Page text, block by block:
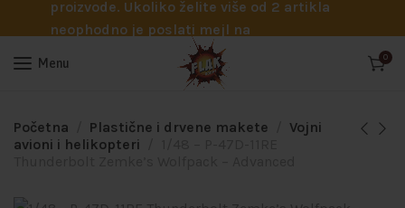
proizvode. Ukoliko želite više od 2 artikla
neophodno je poslati mejl na
info@flakhobby.com sa preciznim šiframa
proizvoda. Svakako nas možete pozvati
potrebna pomoć oko odabira.
Menu 0
Početna Plastične i drvene makete
Vojni
avioni i helikopteri